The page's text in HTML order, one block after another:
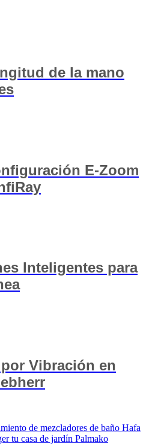
de la mano
E-Zoom
Inteligentes para
Vibración en
de mezcladores de baño Hafa
tu casa de jardín Palmako